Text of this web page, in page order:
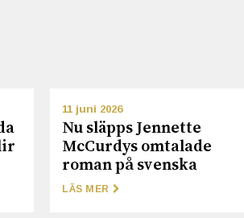
11 juni 2026
Nu släpps Jennette
McCurdys omtalade
roman på svenska
LÄS MER